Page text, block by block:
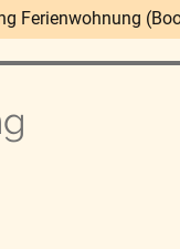
Ferienwohnung